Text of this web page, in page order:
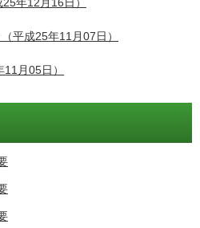
（平成25年11月07日）
11月05日）